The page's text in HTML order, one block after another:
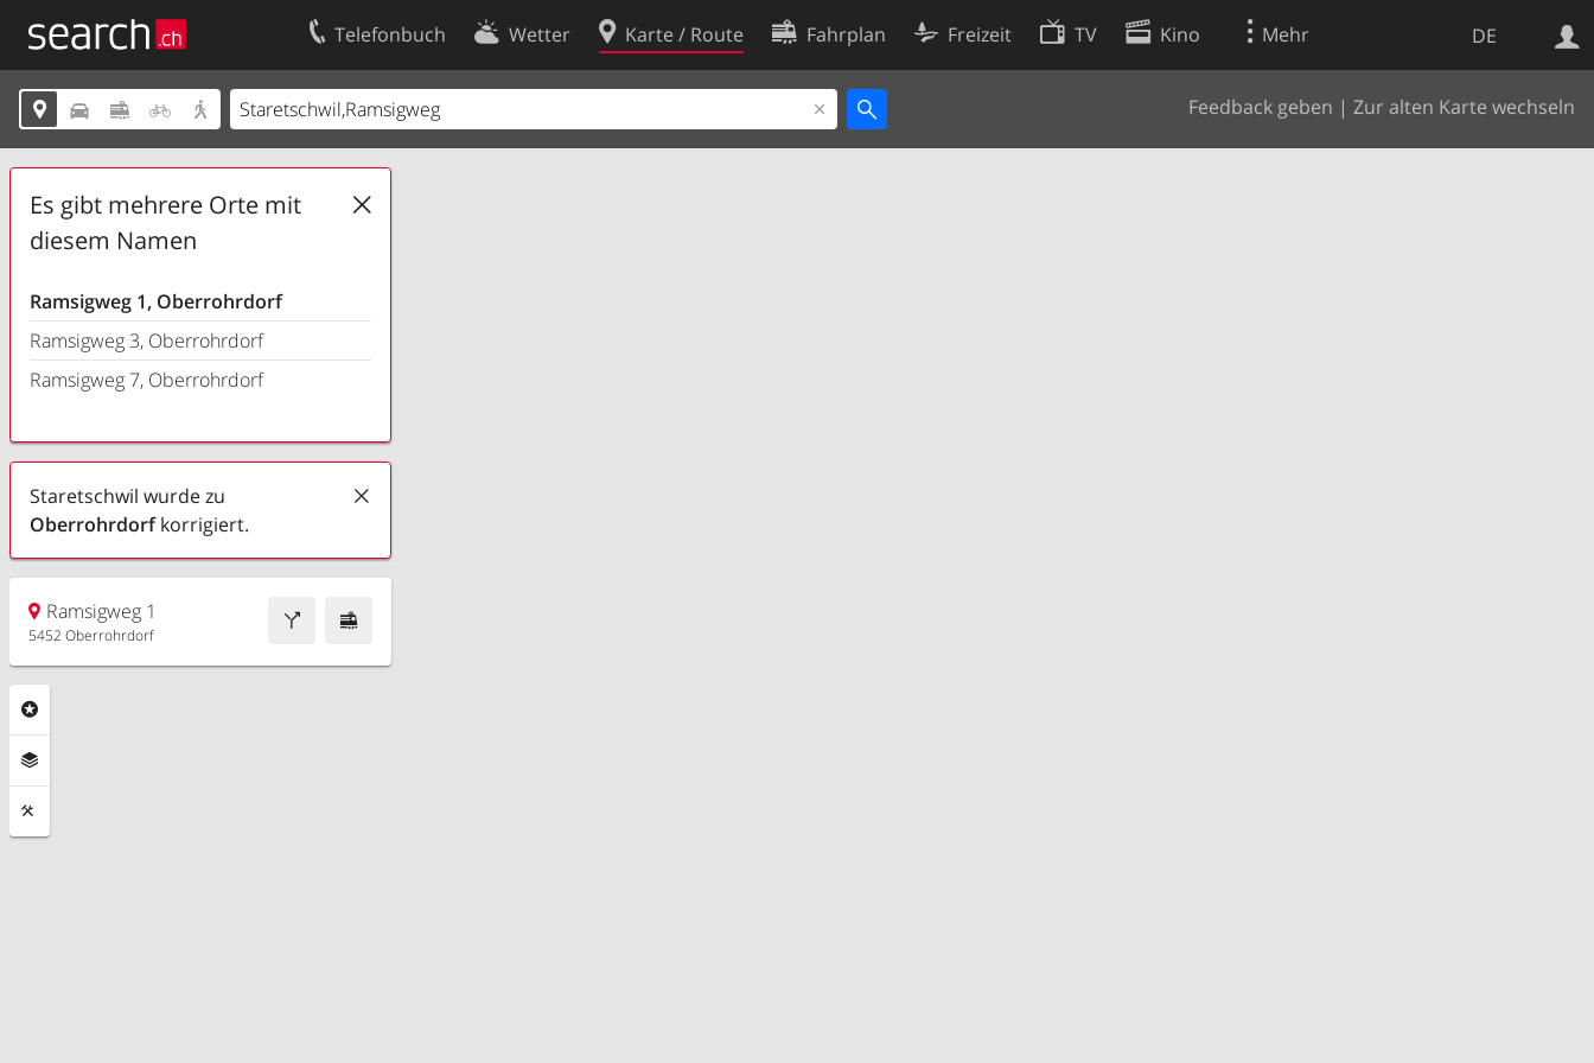
DE
Telefonbuch Wetter Karte / Route Fahrplan Freizeit TV Kino Mehr
     Feedback geben | Zur alten Karte wechseln
Es gibt mehrere Orte mit
diesem Namen
Ramsigweg 1, Oberrohrdorf
Ramsigweg 3, Oberrohrdorf
Ramsigweg 7, Oberrohrdorf
Staretschwil wurde zu
Oberrohrdorfkorrigiert.
Ramsigweg 1
5452 Oberrohrdorf
Websuche
Ihr Eintrag
Kundencenter Geschäftskunden
Kontakt
Nutzungsbedingungen
Cookie-Richtlinie
Cookie-Einstellungen